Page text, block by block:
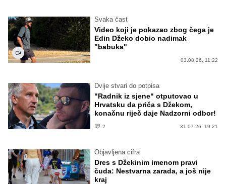
Svaka čast
Video koji je pokazao zbog čega je
Edin Džeko dobio nadimak
"babuka"
03.08.26. 11:22
Dvije stvari do potpisa
"Radnik iz sjene" otputovao u
Hrvatsku da priča s Džekom,
konačnu riječ daje Nadzorni odbor!
2 31.07.26. 19:21
Objavljena cifra
Dres s Džekinim imenom pravi
čuda: Nestvarna zarada, a još nije
kraj